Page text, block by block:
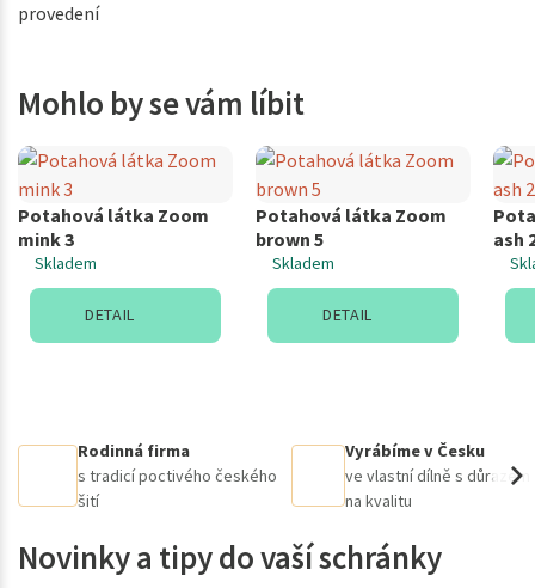
provedení
Mohlo by se vám líbit
Potahová látka Zoom
mink 3
Skladem
DETAIL
Potahová látka Zoom
brown 5
Skladem
DETAIL
ash
Rodinná firma
s tradicí poctivého českého
šití
Vyrábíme v Česku
ve vlastní dílně s důrazem
na kvalitu
Novinky a tipy do vaší schránky